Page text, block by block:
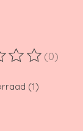
van dit
(0)
(1)